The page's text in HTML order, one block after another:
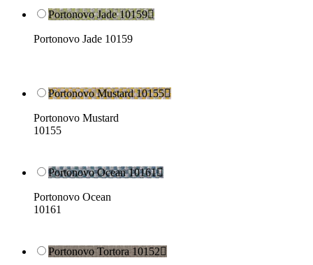
Portonovo Jade 10159
Portonovo Jade 10159
Portonovo Mustard 10155
Portonovo Mustard
10155
Portonovo Ocean 10161
Portonovo Ocean
10161
Portonovo Tortora 10152